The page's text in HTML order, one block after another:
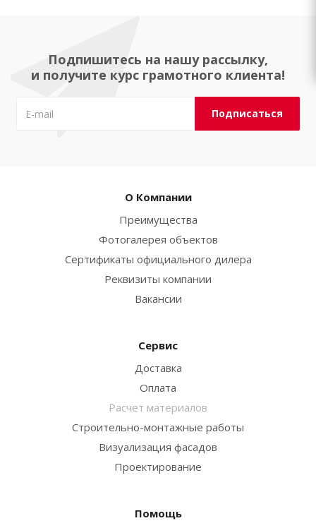
Подпишитесь на нашу рассылку,
и получите курс грамотного клиента!
О Компании
Преимущества
Фотогалерея объектов
Сертификаты официального дилера
Реквизиты компании
Вакансии
Сервис
Доставка
Оплата
Расчет материалов
Строительно-монтажные работы
Визуализация фасадов
Проектирование
Помощь